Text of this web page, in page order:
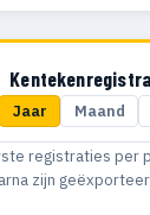
Jaar Maand
registraties per
zijn